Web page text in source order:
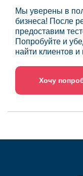
Мы уверены в
бизнеса! После
предоставим
Попробуйте и
найти клиентов
Хочу